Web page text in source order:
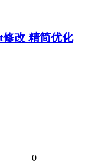
改 精简优化
0